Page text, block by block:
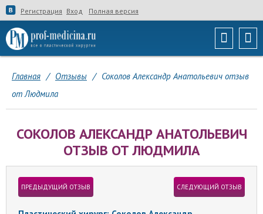
Регистрация Вход Полная версия
Главная / Отзывы / Соколов Александр Анатольевич отзыв
от Людмила
СОКОЛОВ АЛЕКСАНДР АНАТОЛЬЕВИЧ
ОТЗЫВ ОТ ЛЮДМИЛА
ПРЕДЫДУЩИЙ ОТЗЫВ СЛЕДУЮЩИЙ ОТЗЫВ